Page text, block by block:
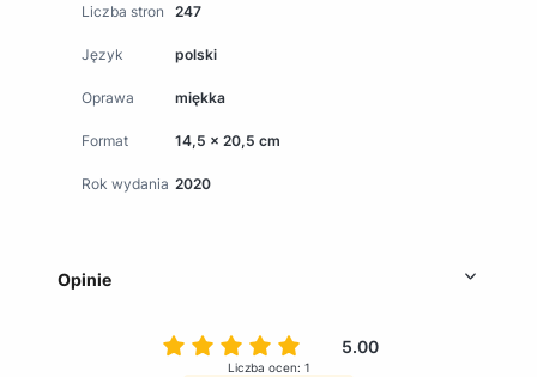
Liczba stron 247
Język polski
Oprawa miękka
Format 14,5 x 20,5 cm
Rok wydania 2020
Opinie
5.00
Liczba ocen: 1